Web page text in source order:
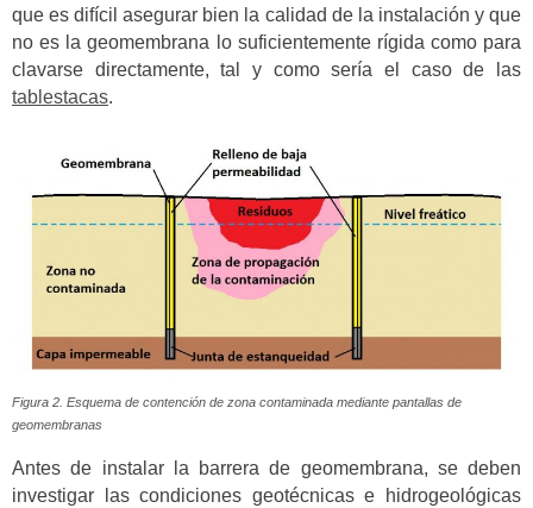
que es difícil asegurar bien la calidad de la instalación y que
no es la geomembrana lo suficientemente rígida como para
clavarse directamente, tal y como sería el caso de las
tablestacas.
Figura 2. Esquema de contención de zona contaminada mediante pantallas de
geomembranas
Antes de instalar la barrera de geomembrana, se deben
investigar las condiciones geotécnicas e hidrogeológicas